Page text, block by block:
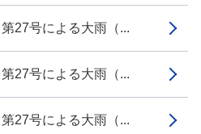
27号による大雨（...
27号による大雨（...
27号による大雨（...